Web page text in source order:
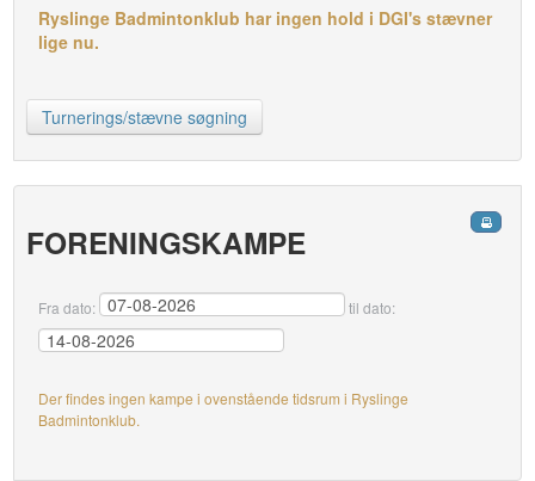
Ryslinge Badmintonklub har ingen hold i DGI's stævner
lige nu.
Turnerings/stævne søgning
FORENINGSKAMPE
Fra dato: til dato:
Der findes ingen kampe i ovenstående tidsrum i Ryslinge
Badmintonklub.